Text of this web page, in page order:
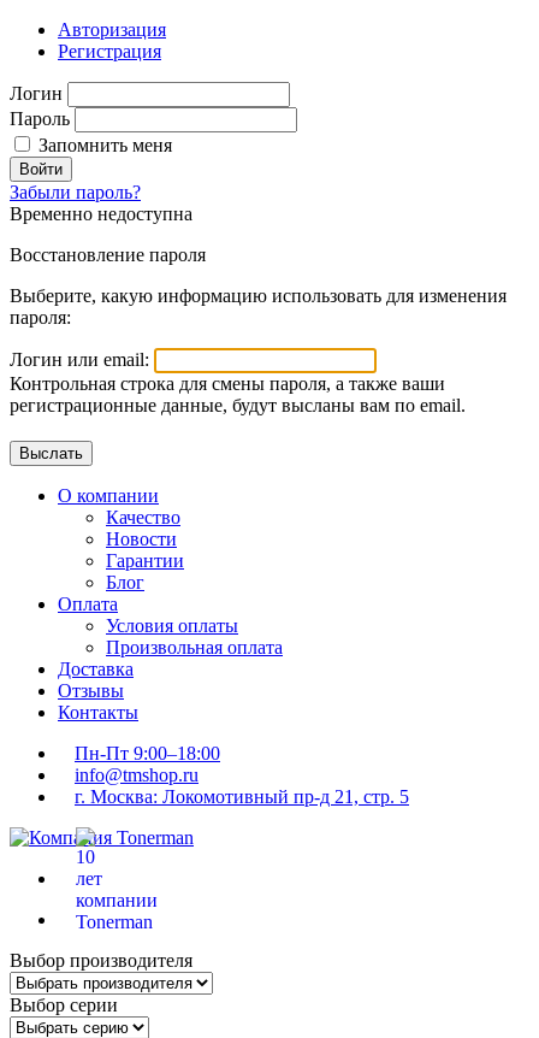
Авторизация
Регистрация
Логин
Пароль
Запомнить меня
Войти
Забыли пароль?
Временно недоступна
Восстановление пароля
Выберите, какую информацию использовать для изменения
пароля:
Логин или email:
Контрольная строка для смены пароля, а также ваши
регистрационные данные, будут высланы вам по email.
О компании
Качество
Новости
Гарантии
Блог
Оплата
Условия оплаты
Произвольная оплата
Доставка
Отзывы
Контакты
Пн-Пт 9:00–18:00
info@tmshop.ru
г. Москва: Локомотивный пр-д 21, стр. 5
Выбор производителя
Выбор серии